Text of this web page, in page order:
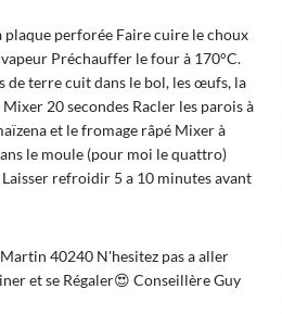
plaque perforée Faire cuire le choux
Préchauffer le four à 170°C.
de terre cuit dans le bol, les œufs, la
20 secondes Racler les parois à
et le fromage râpé Mixer à
le moule (pour moi le quattro)
refroidir 5 a 10 minutes avant
40240 N'hesitez pas a aller
et se Régaler😍 Conseillère Guy